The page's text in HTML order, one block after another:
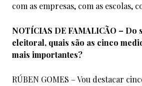
com as empresas, com as escolas,
NOTÍCIAS DE FAMALICÃO – Do
eleitoral, quais são as cinco
mais importantes?
RÚBEN GOMES – Vou destacar